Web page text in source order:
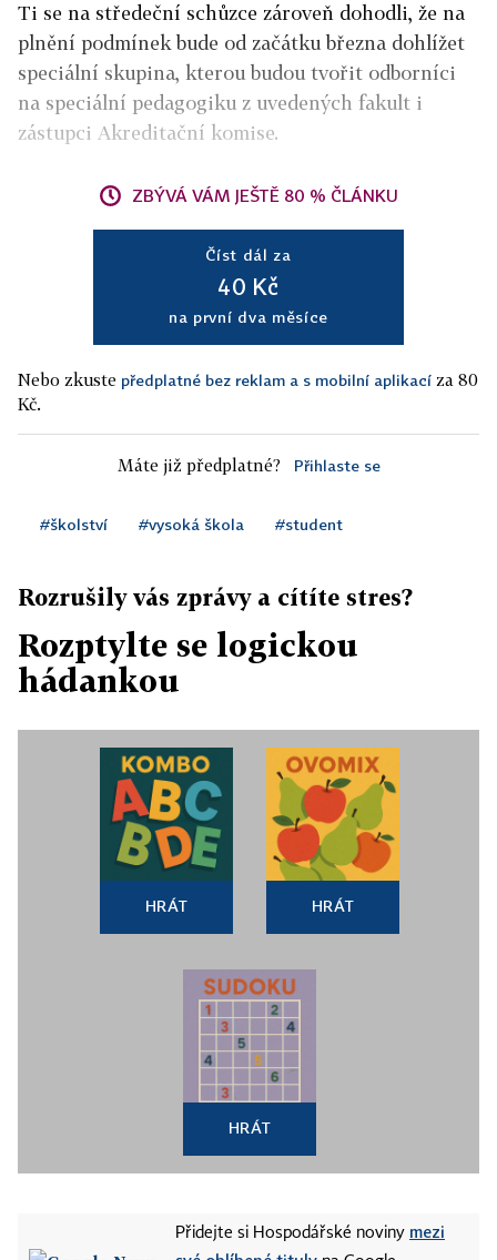
Ti se na středeční schůzce zároveň dohodli, že na
plnění podmínek bude od začátku března dohlížet
speciální skupina, kterou budou tvořit odborníci
na speciální pedagogiku z uvedených fakult i
zástupci Akreditační komise.
ZBÝVÁ VÁM JEŠTĚ 80 % ČLÁNKU
Číst dál za
40 Kč
na první dva měsíce
Nebo zkuste předplatné bez reklam a s mobilní aplikací za 80
Kč.
Máte již předplatné? Přihlaste se
#školství #vysoká škola #student
Rozrušily vás zprávy a cítíte stres?
Rozptylte se logickou
hádankou
HRÁT HRÁT
HRÁT
Přidejte si Hospodářské noviny mezi